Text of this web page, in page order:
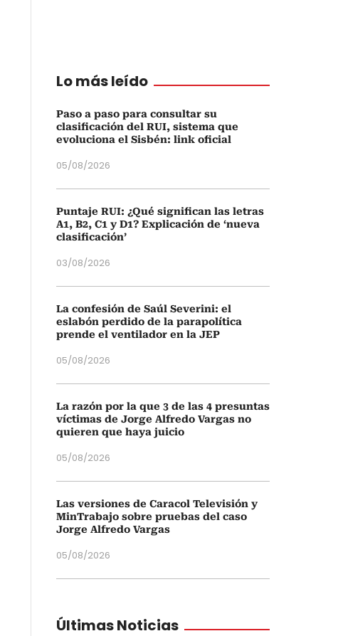
Lo más leído
Paso a paso para consultar su
clasificación del RUI, sistema que
evoluciona el Sisbén: link oficial
05/08/2026
Puntaje RUI: ¿Qué significan las letras
A1, B2, C1 y D1? Explicación de ‘nueva
clasificación’
03/08/2026
La confesión de Saúl Severini: el
eslabón perdido de la parapolítica
prende el ventilador en la JEP
05/08/2026
La razón por la que 3 de las 4 presuntas
víctimas de Jorge Alfredo Vargas no
quieren que haya juicio
05/08/2026
Las versiones de Caracol Televisión y
MinTrabajo sobre pruebas del caso
Jorge Alfredo Vargas
05/08/2026
Últimas Noticias